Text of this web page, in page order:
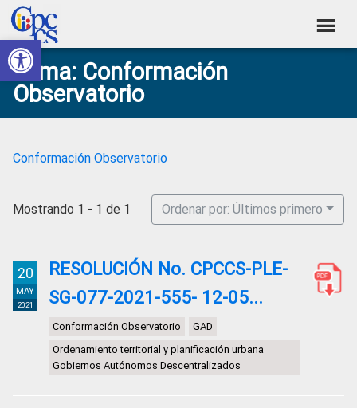
Abrir barra de herramientas
Skip
to
primary
navigation
Skip
to
main
content
Skip
to
primary
sidebar
Skip
to
footer
Consejo
de
Participación
Social
Construyendo
Poder
Ciudadano
Tema: Conformación
Observatorio
Conformación Observatorio
Mostrando 1 - 1 de 1 Ordenar por: Últimos primero
20
MAY
2021
RESOLUCIÓN No. CPCCS-PLE-
SG-077-2021-555- 12-05...
Conformación Observatorio
GAD
Ordenamiento territorial y planificación urbana
Gobiernos Autónomos Descentralizados